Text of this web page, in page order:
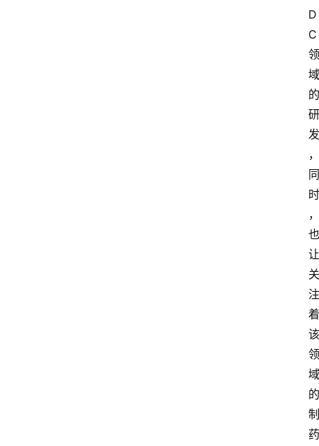
D
C
领
域
的
研
发
，
同
时
，
也
让
关
注
着
该
领
域
的
制
药